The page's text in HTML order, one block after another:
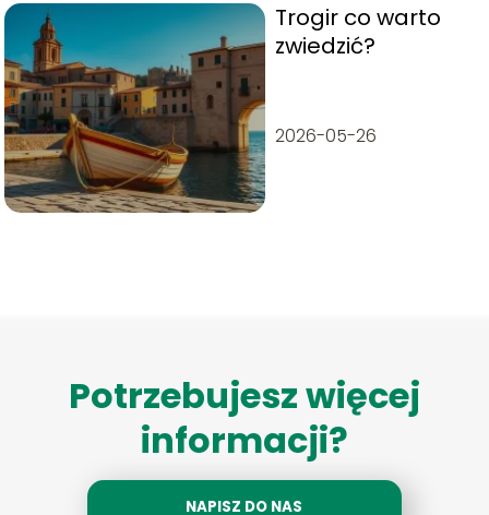
Trogir co warto
zwiedzić?
2026-05-26
Potrzebujesz więcej
informacji?
NAPISZ DO NAS